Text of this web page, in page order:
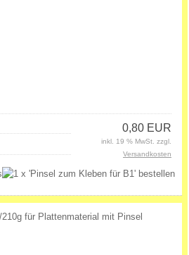
0,80 EUR
inkl. 19 % MwSt. zzgl.
Versandkosten